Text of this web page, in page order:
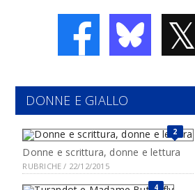
𝕏
DONNE E GIALLO
2
Donne e scrittura, donne e lettura
RUBRICHE / 22/12/2015
4